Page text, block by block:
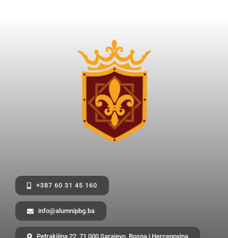
+387 60 31 45 160
info@alumnipbg.ba
Petrakijina 22, 71 000 Sarajevo, Bosna i Hercegovina